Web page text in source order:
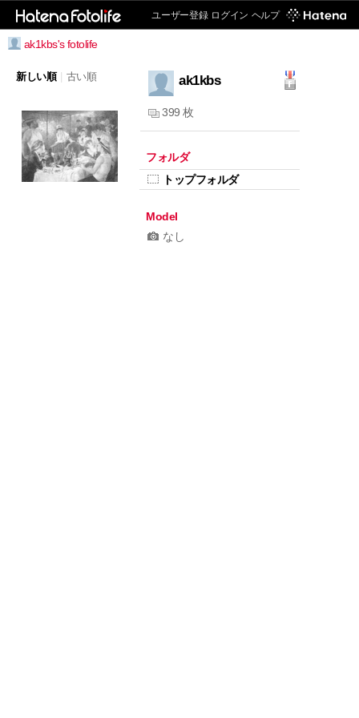
ユーザー登録 ログイン ヘルプ
ak1kbs's fotolife
新しい順 古い順 ak1kbs
399 枚
フォルダ
トップフォルダ
Model
なし